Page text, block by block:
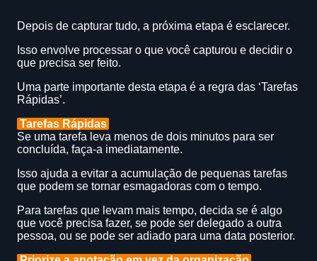
Depois de capturar tudo, a próxima etapa é esclarecer.
Isso envolve processar o que você capturou e decidir o
que precisa ser feito.
Uma parte importante desta etapa é a regra das ‘Tarefas
Rápidas’.
Tarefas Rápidas
Se uma tarefa leva menos de dois minutos para ser
concluída, faça-a imediatamente.
Isso ajuda a evitar a acumulação de pequenas tarefas
que podem se tornar esmagadoras com o tempo.
Para tarefas que levam mais tempo, decida se é algo
que você precisa fazer, se pode ser delegado a outra
pessoa, ou se pode ser adiado para uma data posterior.